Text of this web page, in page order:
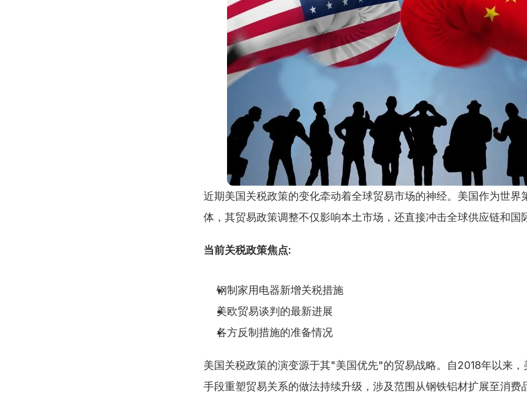
近期美国关税政策的变化牵动着全球贸易市场的神经。美国作为世界
体，其贸易政策调整不仅影响本土市场，还直接冲击全球供应链和国
当前关税政策焦点:
钢制家用电器新增关税措施
美欧贸易谈判的最新进展
各方反制措施的准备情况
美国关税政策的演变源于其"美国优先"的贸易战略。自2018年以来，
手段重塑贸易关系的做法持续升级，涉及范围从钢铁铝材扩展至消费